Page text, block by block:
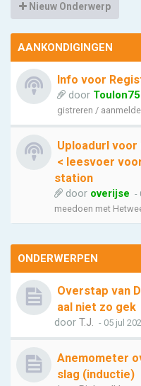
Nieuw Onderwerp
AANKONDIGINGEN
Info voor
door
gistreren /
Uploadurl voor
< leesvoer
station
door overijse -
meedoen met
ONDERWERPEN
Overstap van
aal niet zo gek
door T.J. - 05 jul
Anemometer
slag (inductie)